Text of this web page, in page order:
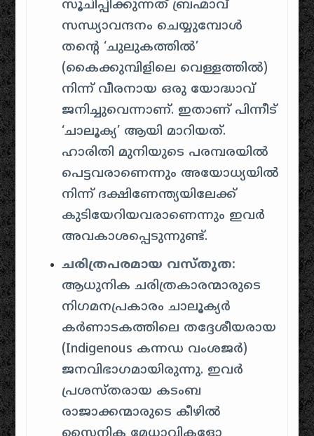
സൂചിപ്പിക്കുന്നത് ബ്രഹ്മാവ്
സന്ധ്യാവന്ദനം ചെയ്യുമ്പോൾ
തന്റെ ‘ചുലുകത്തിൽ’
(കൈക്കുമ്പിളിലെ വെള്ളത്തിൽ)
നിന്ന് വീരനായ ഒരു യോദ്ധാവ്
ജനിച്ചുവെന്നാണ്. ഇതാണ് പിന്നീട്
‘ചാലൂക്യ’ ആയി മാറിയത്.
ഹാരിതി മുനിയുടെ പരമ്പരയിൽ
പെട്ടവരാണെന്നും അയോധ്യയിൽ
നിന്ന് ദക്ഷിണേന്ത്യയിലേക്ക്
കുടിയേറിയവരാണെന്നും ഇവർ
അവകാശപ്പെടുന്നുണ്ട്.
ചരിത്രപരമായ വസ്‌തുത:
ആധുനിക ചരിത്രകാരന്മാരുടെ
നിഗമനപ്രകാരം ചാലൂക്യർ
കർണാടകത്തിലെ തദ്ദേശീയരായ
(Indigenous കന്നഡ വംശജർ)
ജനവിഭാഗമായിരുന്നു. ഇവർ
പ്രശസ്തരായ കടംബ
രാജാക്കന്മാരുടെ കീഴിൽ